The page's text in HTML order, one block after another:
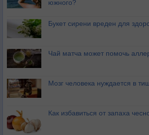
южного?
Букет сирени вреден для
Чай матча может помочь
Мозг человека нуждается в
Как избавиться от запаха